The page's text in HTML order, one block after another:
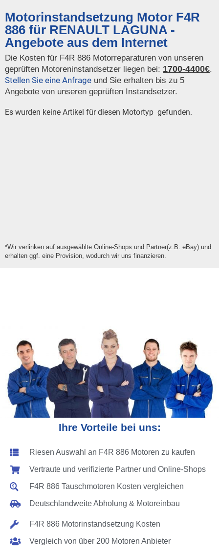
Motorinstandsetzung Motor F4R
886 für RENAULT LAGUNA -
Angebote aus dem Internet
Die Kosten für F4R 886 Motorreparaturen von unseren
geprüften Motoreninstandsetzer liegen bei: 1700-4400€.
Stellen Sie eine Anfrage und Sie erhalten bis zu 5
Angebote von unseren geprüften Instandsetzer.
Es wurden keine Artikel für diesen Motortyp gefunden.
*Wir verlinken auf ausgewählte Online-Shops und Partner(z.B. eBay) und
erhalten ggf. eine Provision, wodurch wir uns finanzieren.
Ihre Vorteile bei uns:
Riesen Auswahl an F4R 886 Motoren zu kaufen
Vertraute und verifizierte Partner und Online-Shops
F4R 886 Tauschmotoren Kosten vergleichen
Deutschlandweite Abholung & Motoreinbau
F4R 886 Motorinstandsetzung Kosten
Vergleich von über 200 Motoren Anbieter